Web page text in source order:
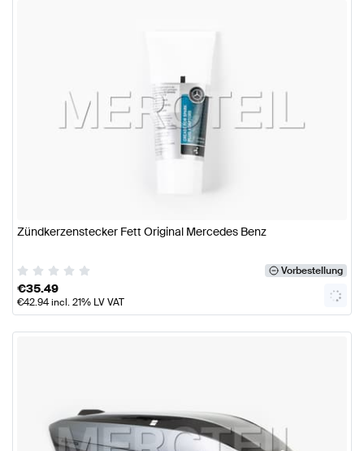
Zündkerzenstecker Fett Original Mercedes Benz
Vorbestellung
€35.49
€42.94incl. 21% LV VAT